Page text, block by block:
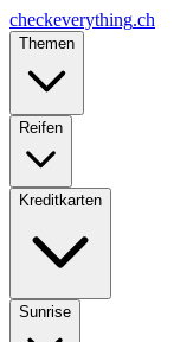
checkeverything.ch
Themen
Reifen
Kreditkarten
Sunrise